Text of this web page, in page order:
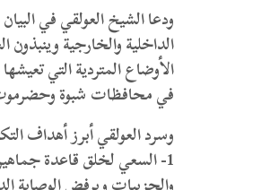
ودعا الشيخ العولقي في
الداخلية والخارجية
الأوضاع المتردية التي
في محافظات شبوة وحضرموت
وسرد العولقي أبرز أهداف
1- السعي لخلق قاعدة